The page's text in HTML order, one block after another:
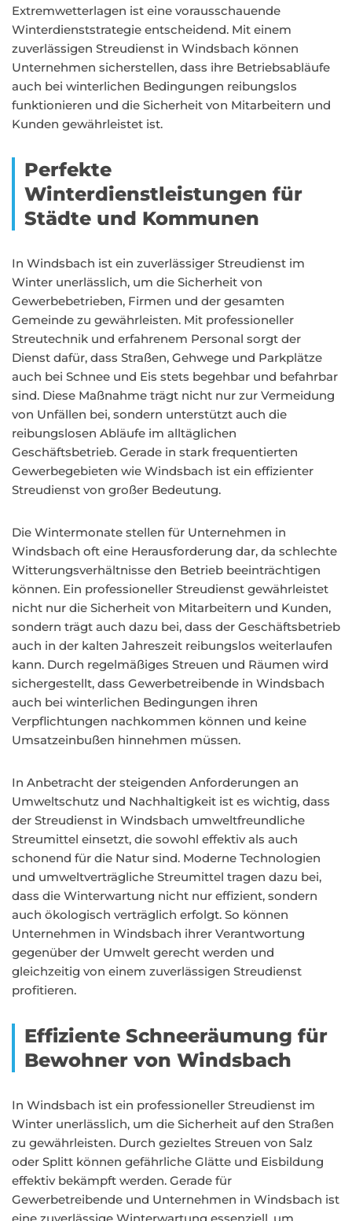
Extremwetterlagen ist eine vorausschauende
Winterdienststrategie entscheidend. Mit einem
zuverlässigen Streudienst in Windsbach können
Unternehmen sicherstellen, dass ihre Betriebsabläufe
auch bei winterlichen Bedingungen reibungslos
funktionieren und die Sicherheit von Mitarbeitern und
Kunden gewährleistet ist.
Perfekte
Winterdienstleistungen für
Städte und Kommunen
In Windsbach ist ein zuverlässiger Streudienst im
Winter unerlässlich, um die Sicherheit von
Gewerbebetrieben, Firmen und der gesamten
Gemeinde zu gewährleisten. Mit professioneller
Streutechnik und erfahrenem Personal sorgt der
Dienst dafür, dass Straßen, Gehwege und Parkplätze
auch bei Schnee und Eis stets begehbar und befahrbar
sind. Diese Maßnahme trägt nicht nur zur Vermeidung
von Unfällen bei, sondern unterstützt auch die
reibungslosen Abläufe im alltäglichen
Geschäftsbetrieb. Gerade in stark frequentierten
Gewerbegebieten wie Windsbach ist ein effizienter
Streudienst von großer Bedeutung.
Die Wintermonate stellen für Unternehmen in
Windsbach oft eine Herausforderung dar, da schlechte
Witterungsverhältnisse den Betrieb beeinträchtigen
können. Ein professioneller Streudienst gewährleistet
nicht nur die Sicherheit von Mitarbeitern und Kunden,
sondern trägt auch dazu bei, dass der Geschäftsbetrieb
auch in der kalten Jahreszeit reibungslos weiterlaufen
kann. Durch regelmäßiges Streuen und Räumen wird
sichergestellt, dass Gewerbetreibende in Windsbach
auch bei winterlichen Bedingungen ihren
Verpflichtungen nachkommen können und keine
Umsatzeinbußen hinnehmen müssen.
In Anbetracht der steigenden Anforderungen an
Umweltschutz und Nachhaltigkeit ist es wichtig, dass
der Streudienst in Windsbach umweltfreundliche
Streumittel einsetzt, die sowohl effektiv als auch
schonend für die Natur sind. Moderne Technologien
und umweltverträgliche Streumittel tragen dazu bei,
dass die Winterwartung nicht nur effizient, sondern
auch ökologisch verträglich erfolgt. So können
Unternehmen in Windsbach ihrer Verantwortung
gegenüber der Umwelt gerecht werden und
gleichzeitig von einem zuverlässigen Streudienst
profitieren.
Effiziente Schneeräumung für
Bewohner von Windsbach
In Windsbach ist ein professioneller Streudienst im
Winter unerlässlich, um die Sicherheit auf den Straßen
zu gewährleisten. Durch gezieltes Streuen von Salz
oder Splitt können gefährliche Glätte und Eisbildung
effektiv bekämpft werden. Gerade für
Gewerbetreibende und Unternehmen in Windsbach ist